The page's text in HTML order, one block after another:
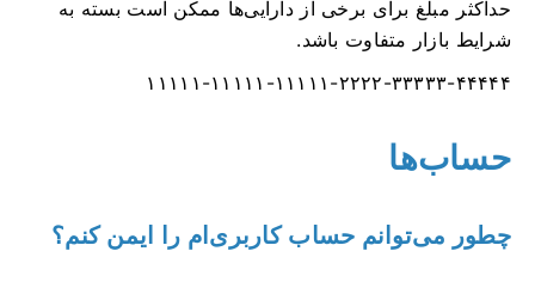
حداکثر مبلغ برای برخی از دارایی‌ها ممکن است بسته به
شرایط بازار متفاوت باشد.
۱۱۱۱۱-۱۱۱۱۱-۱۱۱۱۱-۲۲۲۲-۳۳۳۳۳-۴۴۴۴۴
حساب‌ها
چطور می‌توانم حساب کاربری‌ام را ایمن کنم؟